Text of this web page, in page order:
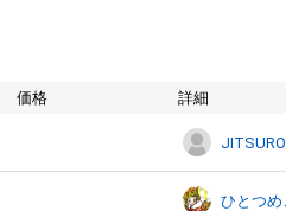
価格 詳細
JITSURO